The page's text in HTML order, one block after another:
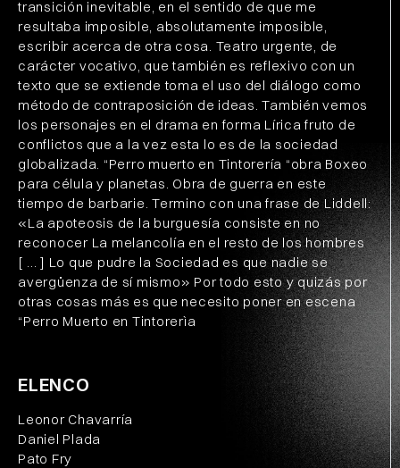
transición inevitable, en el sentido de que me
resultaba imposible, absolutamente imposible,
escribir acerca de otra cosa. Teatro urgente, de
carácter vocativo, que también es reflexivo con un
texto que se extiende toma el uso del diálogo como
método de contraposición de ideas. También vemos
los personajes en el drama en forma Lírica fruto de
conflictos que a la vez esta lo es de la sociedad
globalizada. “Perro muerto en Tintorería “obra Boxeo
para célula y planetas. Obra de guerra en este
tiempo de barbarie. Termino con una frase de Liddell:
«La apoteosis de la burguesía consiste en no
reconocer La melancolía en el resto de los hombres
[ … ] Lo que pudre la Sociedad es que nadie se
avergüenza de sí mismo» Por todo esto y quizás por
otras cosas más es que necesito poner en escena
“Perro Muerto en Tintorerìa
ELENCO
Leonor Chavarría
Daniel Plada
Pato Fry